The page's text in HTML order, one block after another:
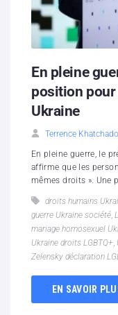
En pleine
position pour
Ukraine
Terrence
En pleine guerre, le
affirme que les
mêmes droits ». Une
droits humains
guerre Ukraine société,
mariage homosexuel
Ukraine droits LGBTQ+,
Zelensky déclaration
EN SAVOIR